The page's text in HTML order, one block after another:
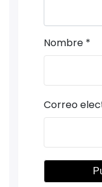
Nombre *
Correo